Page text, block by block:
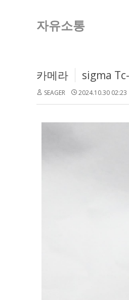
자유소통
카메라 sigma
SEAGER 2024.10.30 02:23